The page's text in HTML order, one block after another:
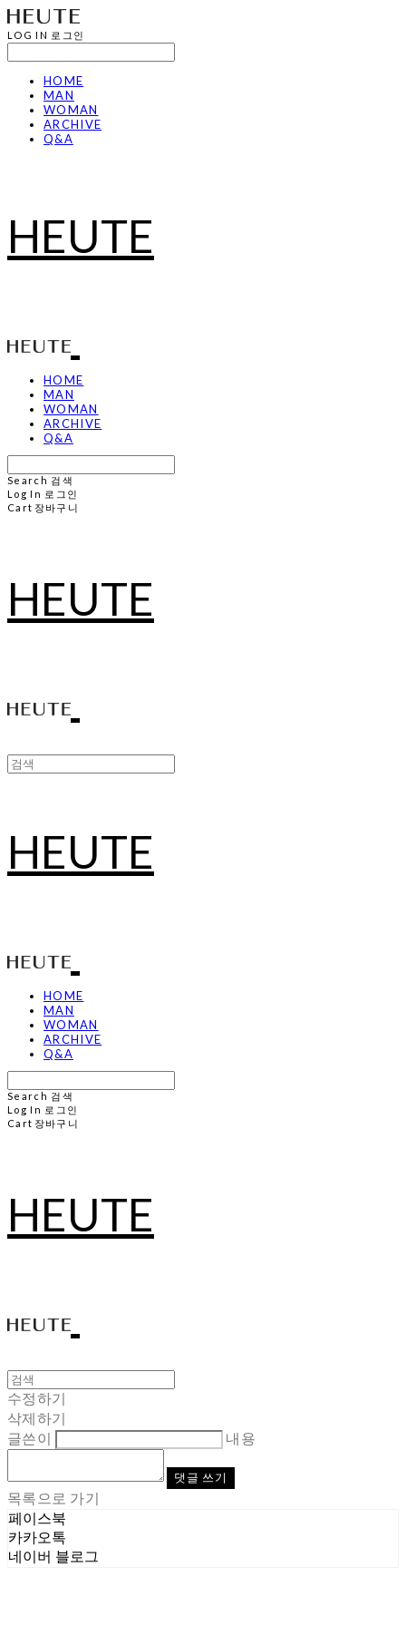
LOG IN 로그인
HOME
MAN
WOMAN
ARCHIVE
Q&A
HEUTE
HOME
MAN
WOMAN
ARCHIVE
Q&A
Search 검색
Log In 로그인
Cart 장바구니
HEUTE
HEUTE
HOME
MAN
WOMAN
ARCHIVE
Q&A
Search 검색
Log In 로그인
Cart 장바구니
HEUTE
수정하기
삭제하기
글쓴이
내용
댓글 쓰기
목록으로 가기
페이스북
카카오톡
네이버 블로그